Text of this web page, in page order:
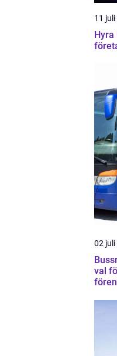
11
Hyra
02
val